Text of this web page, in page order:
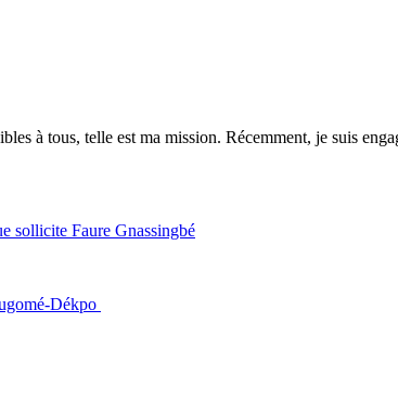
à tous, telle est ma mission. Récemment, je suis
sollicite Faure Gnassingbé
Dékpo